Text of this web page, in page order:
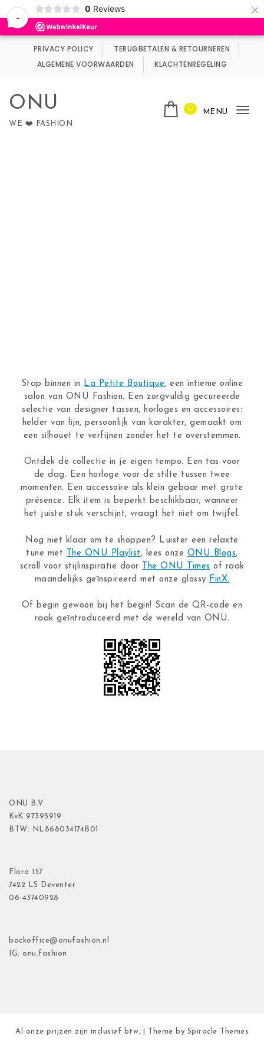
-
0 Reviews ×
Wij maken gebruik van cookies.
PRIVACY POLICY
TERUGBETALEN & RETOURNEREN
ALGEMENE VOORWAARDEN
KLACHTENREGELING
ONU
WE ❤️ FASHION
0 MENU
Stap binnen in La Petite Boutique, een intieme online
salon van ONU Fashion. Een zorgvuldig gecureerde
selectie van designer tassen, horloges en accessoires:
helder van lijn, persoonlijk van karakter, gemaakt om
een silhouet te verfijnen zonder het te overstemmen.
Ontdek de collectie in je eigen tempo. Een tas voor
de dag. Een horloge voor de stilte tussen twee
momenten. Een accessoire als klein gebaar met grote
présence. Elk item is beperkt beschikbaar; wanneer
het juiste stuk verschijnt, vraagt het niet om twijfel.
Nog niet klaar om te shoppen? Luister een relaxte
tune met
The ONU Playlist , lees onze ONU Blogs,
scroll voor stijlinspiratie door
The ONU Times of raak
maandelijks geïnspireerd met onze glossy FinX.
Of begin gewoon bij het begin! Scan de QR-code en
raak geïntroduceerd met de wereld van ONU.
ONU B.V.
KvK 97395919
BTW: NL868034174B01
Flora 157
7422 LS Deventer
06-43740928
backoffice@onufashion.nl
IG: onu.fashion
Al onze prijzen zijn inclusief btw. | Theme by Spiracle Themes